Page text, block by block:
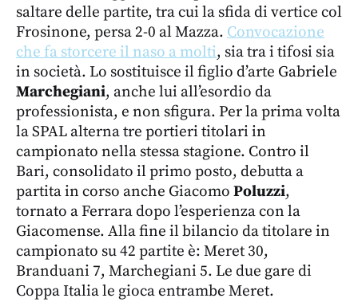
saltare delle partite, tra cui la sfida di vertice col
Frosinone, persa 2-0 al Mazza. Convocazione
che fa storcere il naso a molti, sia tra i tifosi sia
in società. Lo sostituisce il figlio d’arte Gabriele
Marchegiani, anche lui all’esordio da
professionista, e non sfigura. Per la prima volta
la SPAL alterna tre portieri titolari in
campionato nella stessa stagione. Contro il
Bari, consolidato il primo posto, debutta a
partita in corso anche Giacomo Poluzzi,
tornato a Ferrara dopo l’esperienza con la
Giacomense. Alla fine il bilancio da titolare in
campionato su 42 partite è: Meret 30,
Branduani 7, Marchegiani 5. Le due gare di
Coppa Italia le gioca entrambe Meret.